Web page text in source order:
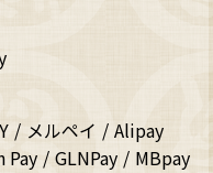
メルペイ
Alipay
Pay GLNPay
MBpay